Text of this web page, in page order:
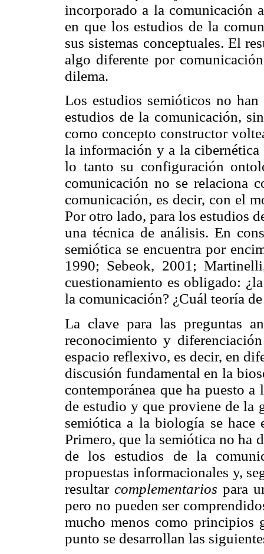
incorporado a la comunicación
en que los estudios de la
sus sistemas conceptuales. El
algo diferente por
dilema.
Los estudios semióticos no
estudios de la comunicación,
como concepto constructor
la información y a la
lo tanto su configuración
comunicación no se relaciona
comunicación, es decir, con el
Por otro lado, para los estudios
una técnica de análisis. En
semiótica se encuentra por
1990; Sebeok, 2001;
cuestionamiento es obligado:
la comunicación? ¿Cuál teoría
La clave para las preguntas
reconocimiento y
espacio reflexivo, es decir, en
discusión fundamental en la
contemporánea que ha puesto
de estudio y que proviene de la
semiótica a la biología se hace
Primero, que la semiótica no ha
de los estudios de la
propuestas informacionales y,
resultarcomplementariospara
pero no pueden ser
mucho menos como principios
punto se desarrollan las